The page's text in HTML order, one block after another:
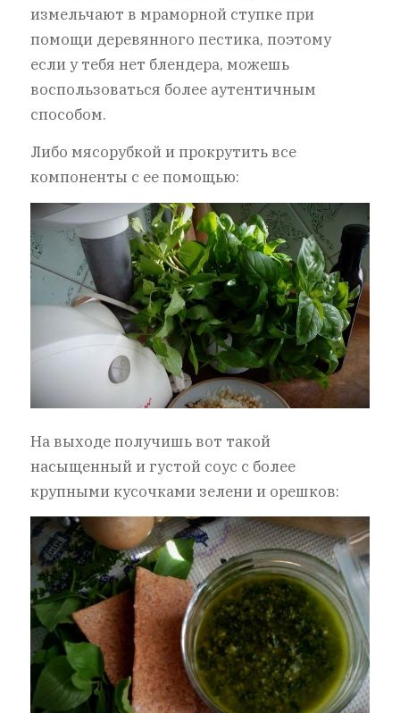
измельчают в мраморной ступке при
помощи деревянного пестика, поэтому
если у тебя нет блендера, можешь
воспользоваться более аутентичным
способом.
Либо мясорубкой и прокрутить все
компоненты с ее помощью:
На выходе получишь вот такой
насыщенный и густой соус с более
крупными кусочками зелени и орешков: